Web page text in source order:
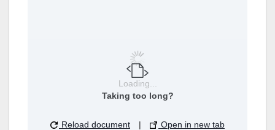
Loading...
Taking too long?
Reload document | Open in new tab